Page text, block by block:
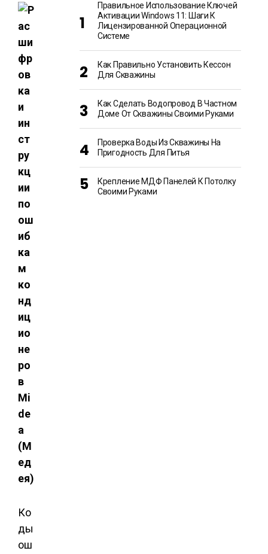
Ко
ды
ош
Правильное Использование Ключей
Активации Windows 11: Шаги К
Лицензированной Операционной
Системе
Как Правильно Установить Кессон
Для Скважины
Как Сделать Водопровод В Частном
Доме От Скважины Своими Руками
Проверка Воды Из Скважины На
Пригодность Для Питья
Крепление МДФ Панелей К Потолку
Своими Руками